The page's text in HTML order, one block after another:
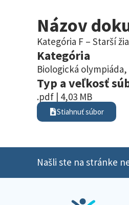
Názov
Kategória F – Starší
Kategória
Biologická olympiáda,
Typ a veľkosť
.pdf | 4,03 MB
Stiahnuť súbor
Našli ste na stránke